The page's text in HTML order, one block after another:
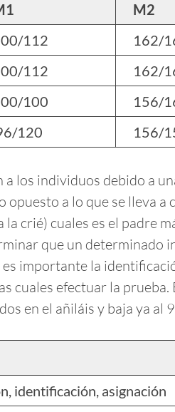
M2
112 162/
112 162/
100 156/
120 156/
los individuos debido a
a lo que se lleva
crié) cuales es el padre
que un determinado
importante la
cuales efectuar la
en el añiláis y baja ya al
identificación, asignación